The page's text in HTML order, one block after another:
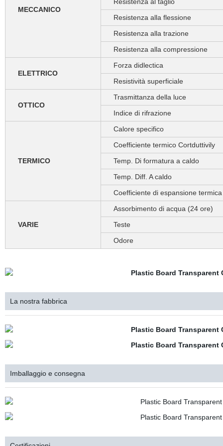
MECCANICO
Resistenza alla flessione
Resistenza alla trazione
Resistenza alla compressione
ELETTRICO
Forza didlectica
Resistività superficiale
OTTICO
Trasmittanza della luce
Indice di rifrazione
TERMICO
Calore specifico
Coefficiente termico Cortduttivily
Temp. Di formatura a caldo
Temp. Diff. A caldo
Coefficiente di espansione termica
VARIE
Assorbimento di acqua (24 ore)
Teste
Odore
La nostra fabbrica
Imballaggio e consegna